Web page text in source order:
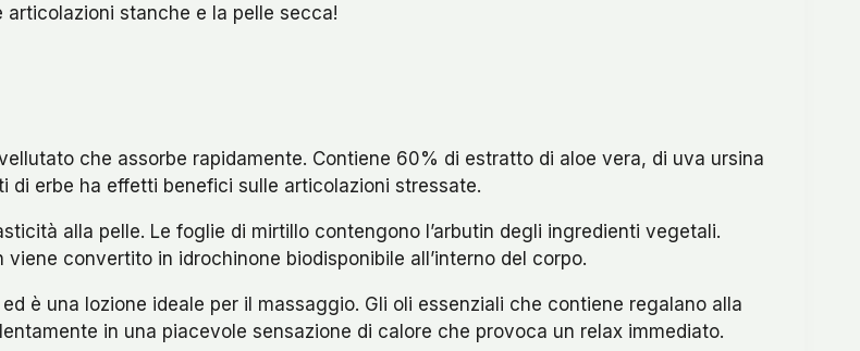
stanche e la pelle secca!
che assorbe rapidamente. Contiene 60% di estratto di aloe vera, di uva ursina
di erbe ha effetti benefici sulle articolazioni stressate.
alla pelle. Le foglie di mirtillo contengono l’arbutin degli ingredienti vegetali.
convertito in idrochinone biodisponibile all’interno del corpo.
è una lozione ideale per il massaggio. Gli oli essenziali che contiene regalano alla
in una piacevole sensazione di calore che provoca un relax immediato.